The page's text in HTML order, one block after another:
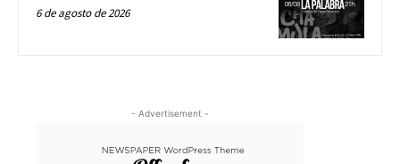
6 de agosto de 2026
- Advertisement -